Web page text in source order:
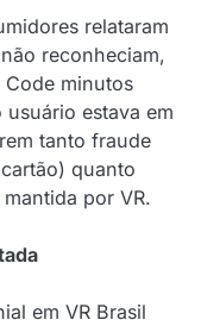
relataram
reconheciam,
Code minutos
estava em
tanto fraude
quanto
por VR.
em VR Brasil